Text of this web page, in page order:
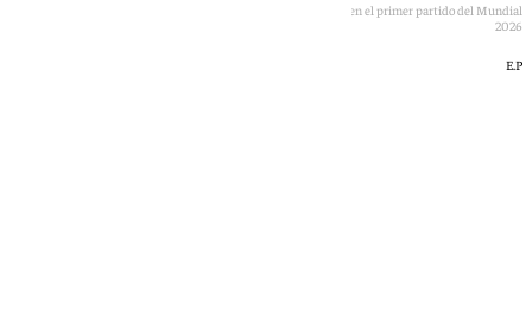
La selección mexicana celebrando su victoria ante Sudáfrica en el primer partido del Mundial
2026
E.P